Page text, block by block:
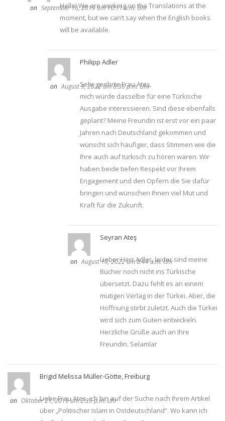
September 16, 2019 um 10:11 a.m. Uhr
Hello! We are working on the Translations at the
moment, but we can’t say when the English books
will be available.
Philipp Adler
August 9, 2022 um 8:36 p.m. Uhr
Sehr geehrte Frau Ateş,
mich würde dasselbe für eine Türkische
Ausgabe interessieren. Sind diese ebenfalls
geplant? Meine Freundin ist erst vor ein paar
Jahren nach Deutschland gekommen und
wünscht sich häufiger, dass Stimmen wie die
Ihre auch auf türkisch zu hören wären. Wir
haben beide tiefen Respekt vor Ihrem
Engagement und den Opfern die Sie dafür
bringen und wünschen Ihnen viel Mut und
Kraft für die Zukunft.
Seyran Ateş
August 10, 2022 um 8:44 a.m. Uhr
Lieber Herr Adler, leider sind meine
Bücher noch nicht ins Türkische
übersetzt. Dazu fehlt es an einem
mutigen Verlag in der Türkei. Aber, die
Hoffnung stirbt zuletzt. Auch die Türkei
wird sich zum Guten entwickeln.
Herzliche Grüße auch an Ihre
Freundin. Selamlar
Brigid Melissa Müller-Götte, Freiburg
Oktober 21, 2019 um 2:39 p.m. Uhr
Liebe Frau Ates, ich bin auf der Suche nach Ihrem Artikel
über „Politischer Islam in Ostdeutschland“. Wo kann ich